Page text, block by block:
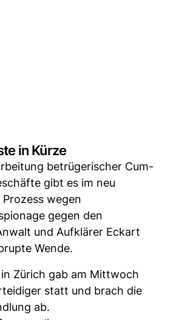
in Kürze
betrügerischer Cum-
gibt es im neu
wegen
gegen den
und Aufklärer Eckart
Wende.
Zürich gab am Mittwoch
statt und brach die
ab.